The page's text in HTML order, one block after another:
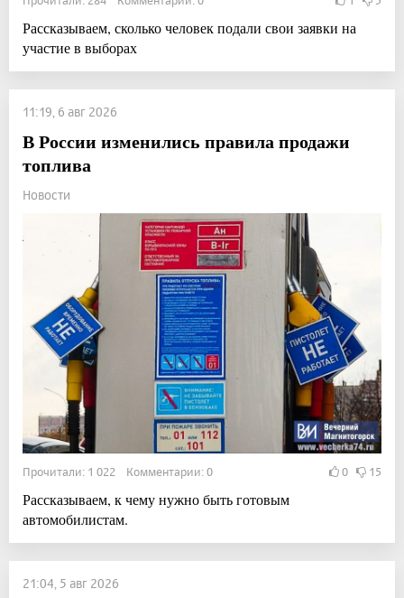
Рассказываем, сколько человек подали свои заявки на
участие в выборах
11:19, 6 авг 2026
В России изменились правила продажи
топлива
Новости
Прочитали: 1 022 Комментарии: 0 0 15
Рассказываем, к чему нужно быть готовым
автомобилистам.
21:04, 5 авг 2026